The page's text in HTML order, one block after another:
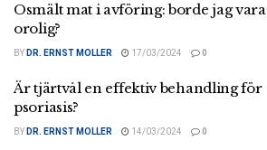
Osmält mat i avföring: borde jag vara
orolig?
BY DR. ERNST MOLLER 17/03/2024 0
Är tjärtvål en effektiv behandling för
psoriasis?
BY DR. ERNST MOLLER 14/03/2024 0